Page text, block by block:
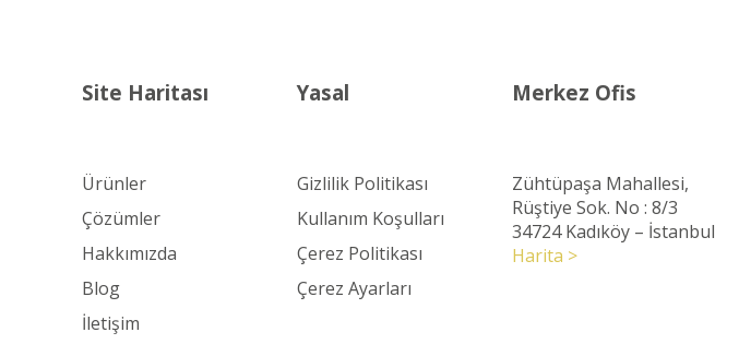
Site Haritası
Ürünler
Çözümler
Hakkımızda
Blog
İletişim
Yasal
Gizlilik Politikası
Kullanım Koşulları
Çerez Politikası
Çerez Ayarları
Merkez Ofis
Zühtüpaşa Mahallesi,
Rüştiye Sok. No : 8/3
34724 Kadıköy – İstanbul
Harita >